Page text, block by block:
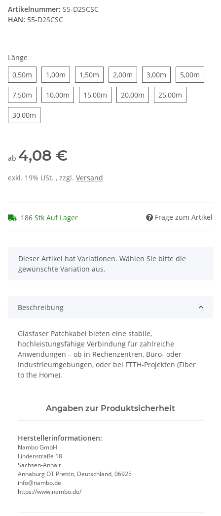
Artikelnummer: 55-D2SCSC
HAN: 55-D2SCSC
Länge
0,50m 0,50m1,00m 1,00m1,50m 1,50m2,00m 2,00m3,00m 3,00m5,00m
7,50m 7,50m10,00m 10,00m15,00m 15,00m20,00m 20,00m25,00m
30,00m
ab 4,08 €
exkl. 19% USt. , zzgl. Versand
186 Stk Auf Lager Frage zum Artikel
x
Dieser Artikel hat Variationen. Wählen Sie bitte die
gewünschte Variation aus.
Beschreibung
Glasfaser Patchkabel bieten eine stabile,
hochleistungsfähige Verbindung für zahlreiche
Anwendungen – ob in Rechenzentren, Büro- oder
Industrieumgebungen, oder bei FTTH-Projekten (Fiber
to the Home).
Angaben zur Produktsicherheit
Herstellerinformationen:
Nambo GmbH
Lindenstraße 18
Sachsen-Anhalt
Annaburg OT Prettin, Deutschland, 06925
info@nambo.de
https://www.nambo.de/